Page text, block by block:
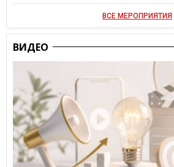
ВСЕ МЕРОПРИЯТИЯ
ВИДЕО